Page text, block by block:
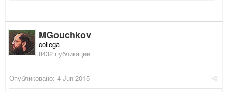
MGouchkov
collega
8432 публикации
Опубликовано: 4 Jun 2015